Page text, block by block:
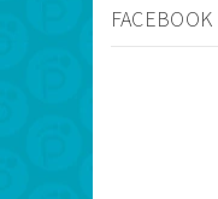
FACEBOOK